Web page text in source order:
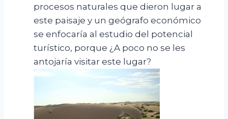
procesos naturales que dieron lugar a
este paisaje y un geógrafo económico
se enfocaría al estudio del potencial
turístico, porque ¿A poco no se les
antojaría visitar este lugar?